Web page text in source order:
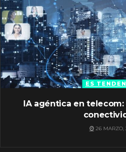
ES
IA agéntica en telecom:
26 MARZO,